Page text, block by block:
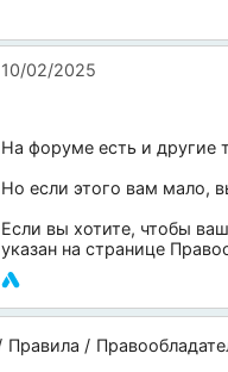
10/02/2025
На форуме есть и другие
Но если этого вам мало,
Если вы хотите, чтобы
указан на странице
Правила